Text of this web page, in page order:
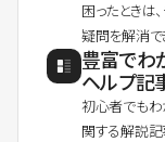
困ったときは
疑問を解消で
豊富でわ
ヘルプ記
初心者でもわ
関する解説記